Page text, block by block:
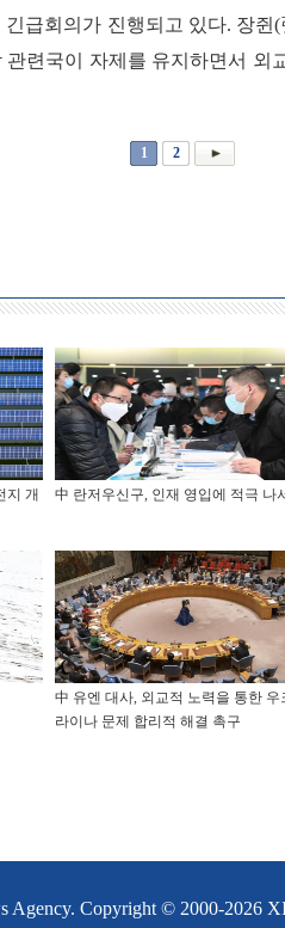
급회의가 진행되고 있다. 장
련국이 자제를 유지하면서
1 2
지 개
中 란저우신구, 인재 영입에 적극 나
中 유엔 대사, 외교적 노력을 통한 우
라이나 문제 합리적 해결 촉구
Agency. Copyright © 2000-2026